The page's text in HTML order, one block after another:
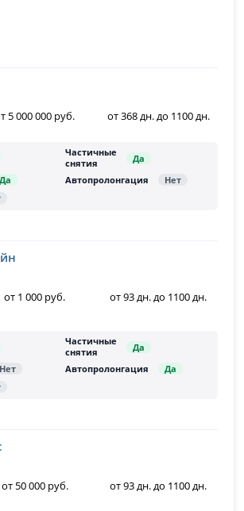
5 000 000 руб. от 368 дн. до 1100 дн.
от 1 000 руб. от 93 дн. до 1100 дн.
от 50 000 руб. от 93 дн. до 1100 дн.